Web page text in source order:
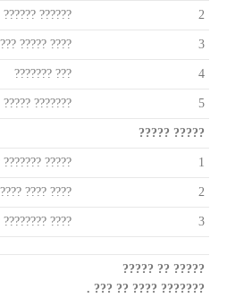
2
?????? ??????
3
????????
4
??? ???????
5
??????? ?????
????? ?????
1
??????? ?????
2
???? ???? ????
3
???????
????? ?? ?????
??????? ???? ?? ??? .